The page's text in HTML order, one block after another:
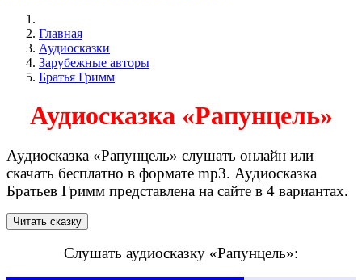
Главная
Аудиосказки
Зарубежные авторы
Братья Гримм
Аудиосказка «Рапунцель»
Аудиосказка «Рапунцель» слушать онлайн или
скачать бесплатно в формате mp3. Аудиосказка
Братьев Гримм представлена на сайте в 4 вариантах.
Слушать аудиосказку «Рапунцель»: